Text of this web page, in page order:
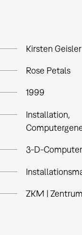
Kirsten Geisler
Rose Petals
1999
Installation
3-D-
ZKM |